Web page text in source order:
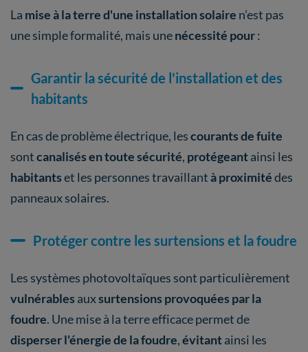
La mise à la terre d'une installation solaire n'est pas
une simple formalité, mais unenécessité pour:
Garantir la sécurité de l'installation et des
habitants
En cas de problème électrique, lescourants de fuite
sontcanalisés en toute sécurité, protégeantainsi les
habitantset les personnes travaillantà proximitédes
panneaux solaires.
Protéger contre les surtensions et la foudre
Les systèmes photovoltaïques sont particulièrement
vulnérables auxsurtensions provoquées par la
foudre. Une mise à la terre efficace permet de
disperser l'énergie de la foudre,évitantainsi les